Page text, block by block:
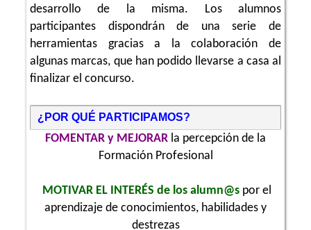
desarrollo de la misma. Los alumnos
participantes dispondrán de una serie de
herramientas gracias a la colaboración de
algunas marcas, que han podido llevarse a casa al
finalizar el concurso.
¿POR QUÉ PARTICIPAMOS?
FOMENTAR y MEJORAR la percepción de la
Formación Profesional
MOTIVAR EL INTERÉS de los alumn@s por el
aprendizaje de conocimientos, habilidades y
destrezas